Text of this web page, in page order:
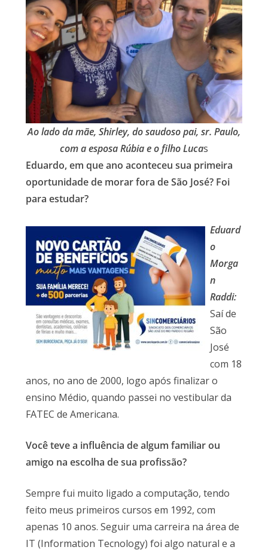
Ao lado da mãe, Shirley, do saudoso pai, sr. Paulo,
com a esposa Rúbia e o filho Lucas
Eduardo, em que ano aconteceu sua primeira
oportunidade de morar fora de São José? Foi
para estudar?
Eduard
o
Morga
n
Raddi:
Saí de
São
José
com 18
anos, no ano de 2000, logo após finalizar o
ensino Médio, quando passei no vestibular da
FATEC de Americana.
Você teve a influência de algum familiar ou
amigo na escolha de sua profissão?
Sempre fui muito ligado a computação, tendo
feito meus primeiros cursos em 1992, com
apenas 10 anos. Seguir uma carreira na área de
IT (Information Tecnology) foi algo natural e a